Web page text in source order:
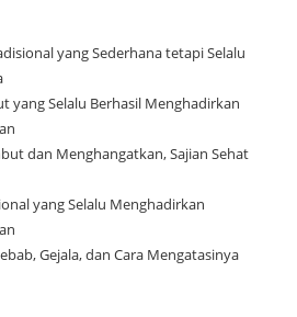
yang Sederhana tetapi Selalu
yang Selalu Berhasil Menghadirkan
dan Menghangatkan, Sajian Sehat
yang Selalu Menghadirkan
Gejala, dan Cara Mengatasinya